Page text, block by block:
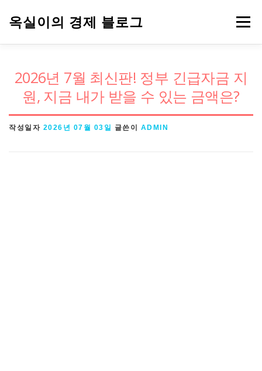
으
옥실이의 경제 블로그 메뉴
2026년 7월 최신판! 정부 긴급자금 지
원, 지금 내가 받을 수 있는 금액은?
작성일자 2026년 07월 03일 글쓴이 ADMIN